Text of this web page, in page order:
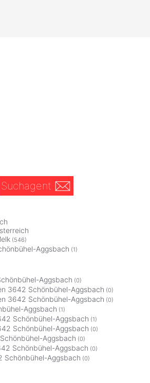
Suchagent
(546)
Aggsbach (1)
Aggsbach (0)
3642 Schönbühel-Aggsbach (0)
3642 Schönbühel-Aggsbach (0)
Aggsbach (1)
Schönbühel-Aggsbach (1)
Schönbühel-Aggsbach (0)
Aggsbach (0)
Schönbühel-Aggsbach (0)
Schönbühel-Aggsbach (0)